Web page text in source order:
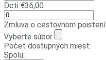
Deti €36,00
Zmluva o cestovnom poistení
Vyberte súbor
Počet dostupných miest:
Spolu: